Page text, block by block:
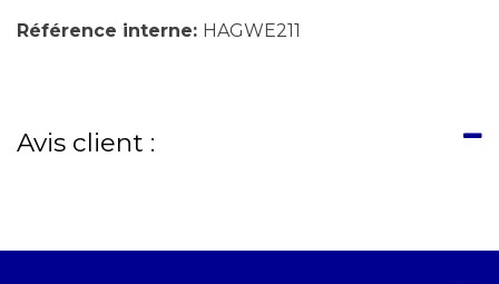
Référence interne: HAGWE211
Avis client :